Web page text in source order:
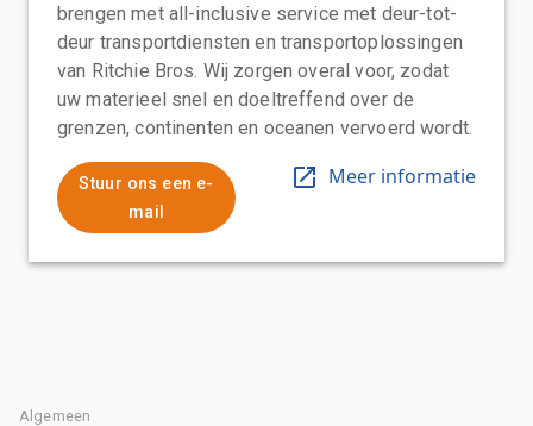
brengen met all-inclusive service met deur-tot-
deur transportdiensten en transportoplossingen
van Ritchie Bros. Wij zorgen overal voor, zodat
uw materieel snel en doeltreffend over de
grenzen, continenten en oceanen vervoerd wordt.
Stuur ons een e-
mail
Meer informatie
Algemeen